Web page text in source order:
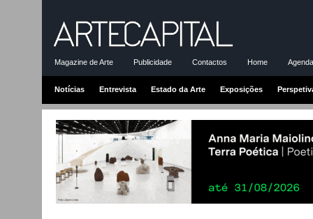
Magazine de Arte Publicidade Contactos Home
Notícias Entrevista Estado da Arte Exposições